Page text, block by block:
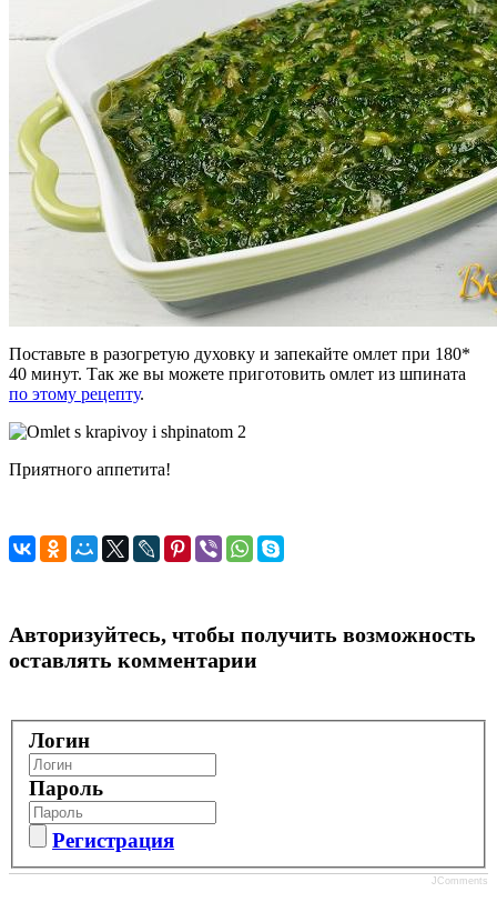
Поставьте в разогретую духовку и запекайте омлет при 180*
40 минут. Так же вы можете приготовить омлет из шпината
по этому рецепту.
Приятного аппетита!
Авторизуйтесь, чтобы получить возможность
оставлять комментарии
Логин
Пароль
Регистрация
JComments